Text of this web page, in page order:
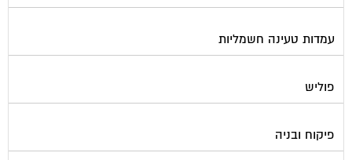
עמדות טעינה חשמליות
פוליש
פיקוח ובניה